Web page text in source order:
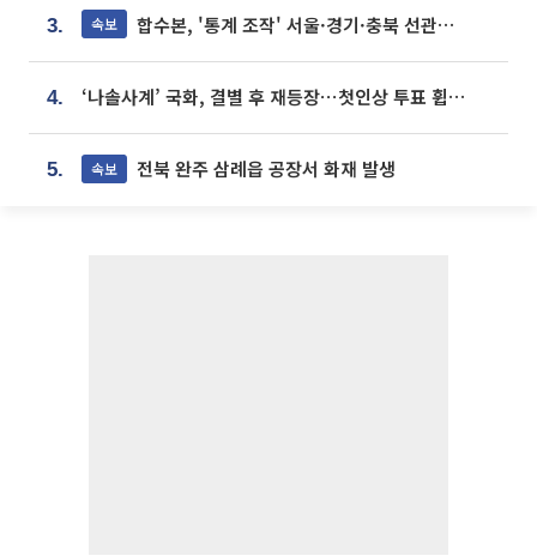
3. 속보 합수본, '통계 조작' 서울·경기·충북 선관위 등 추가 압수수색
4. ‘나솔사계’ 국화, 결별 후 재등장⋯첫인상 투표 휩쓸고 ‘인기녀’ 등극
5. 속보 전북 완주 삼례읍 공장서 화재 발생